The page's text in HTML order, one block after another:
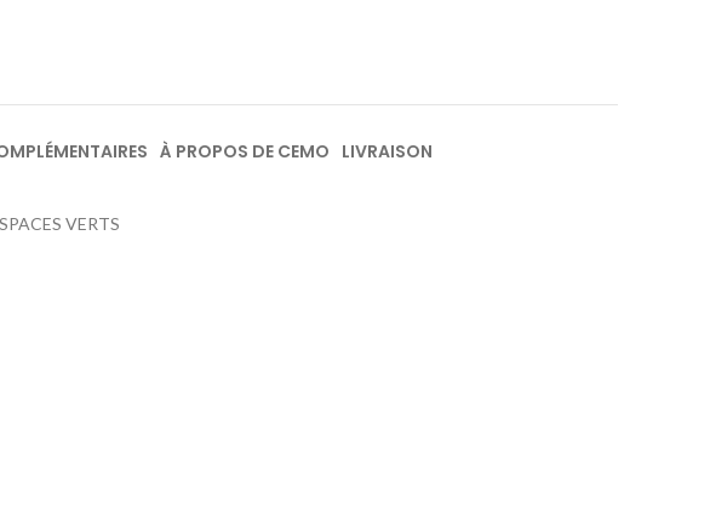
À PROPOS DE CEMO LIVRAISON
VERTS